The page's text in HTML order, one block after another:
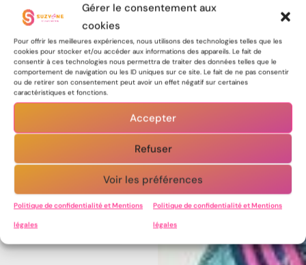
Gérer le consentement aux
cookies
Pour offrir les meilleures expériences, nous utilisons des technologies telles que les
cookies pour stocker et/ou accéder aux informations des appareils. Le fait de
consentir à ces technologies nous permettra de traiter des données telles que le
comportement de navigation ou les ID uniques sur ce site. Le fait de ne pas consentir
ou de retirer son consentement peut avoir un effet négatif sur certaines
caractéristiques et fonctions.
Accepter
Refuser
Voir les préférences
Politique de confidentialité et Mentions
légales
Politique de confidentialité et Mentions
légales
soit pour commencer en
douceur ou pour battre
leurs propres records.
Ce guide prend en
compte les particularités
du corps féminin et
passe en revue tout le
les bonnes chaussures,
utile et les petits
changent tout.
Acheter le livre